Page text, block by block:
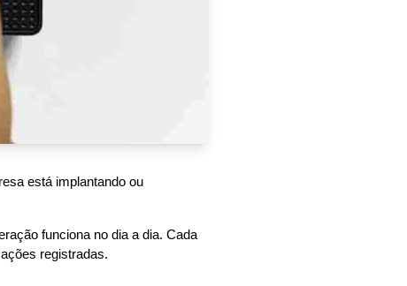
está implantando ou
funciona no dia a dia. Cada
registradas.